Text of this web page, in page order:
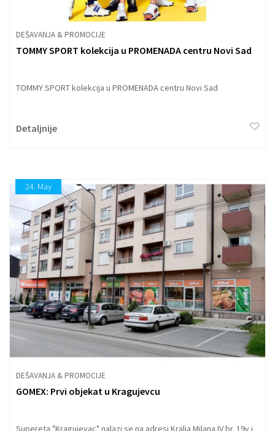
DEŠAVANJA & PROMOCIJE
TOMMY SPORT kolekcija u PROMENADA centru Novi Sad
TOMMY SPORT kolekcija u PROMENADA centru Novi Sad
Detaljnije
24. May
DEŠAVANJA & PROMOCIJE
GOMEX: Prvi objekat u Kragujevcu
Supereta "Kragujevac" nalazi se na adresi Kralja Milana IV br. 19v i